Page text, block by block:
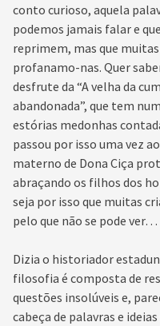
conto curioso, aquela
podemos jamais falar e
reprimem, mas que muitas
profanamo-nas. Quer
desfrute da “A velha da
abandonada”, que tem
estórias medonhas
passou por isso uma vez
materno de Dona Ciça
abraçando os filhos dos
seja por isso que muitas
pelo que não se pode ver…
Dizia o historiador
filosofia é composta de
questões insolúveis e,
cabeça de palavras e